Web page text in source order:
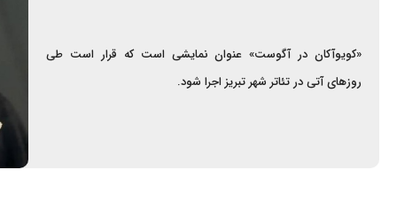
«کویوآکان در آگوست» عنوان نمایشی است که قرار است طی
روزهای آتی در تئاتر شهر تبریز اجرا شود.